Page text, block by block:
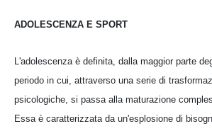
ADOLESCENZA E SPORT
L'adolescenza è definita, dalla maggior parte
periodo in cui, attraverso una serie di
psicologiche, si passa alla maturazione
Essa è caratterizzata da un'esplosione di